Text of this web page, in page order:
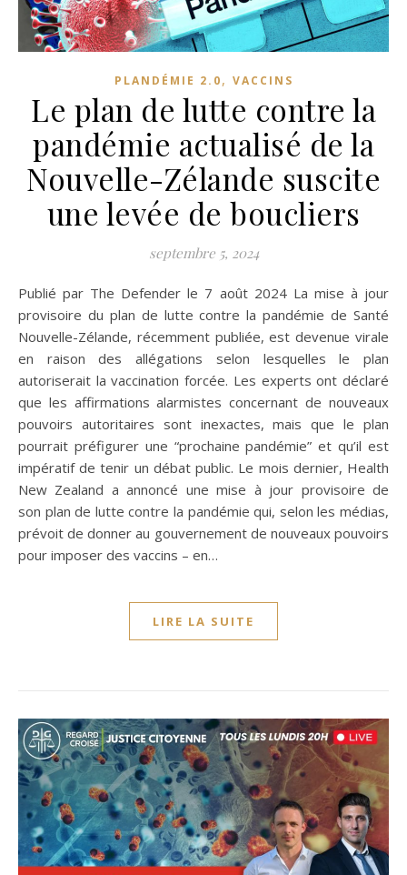
PLANDÉMIE 2.0, VACCINS
Le plan de lutte contre la
pandémie actualisé de la
Nouvelle-Zélande suscite
une levée de boucliers
septembre 5, 2024
Publié par The Defender le 7 août 2024 La mise à jour
provisoire du plan de lutte contre la pandémie de Santé
Nouvelle-Zélande, récemment publiée, est devenue virale
en raison des allégations selon lesquelles le plan
autoriserait la vaccination forcée. Les experts ont déclaré
que les affirmations alarmistes concernant de nouveaux
pouvoirs autoritaires sont inexactes, mais que le plan
pourrait préfigurer une “prochaine pandémie” et qu’il est
impératif de tenir un débat public. Le mois dernier, Health
New Zealand a annoncé une mise à jour provisoire de
son plan de lutte contre la pandémie qui, selon les médias,
prévoit de donner au gouvernement de nouveaux pouvoirs
pour imposer des vaccins – en…
LIRE LA SUITE